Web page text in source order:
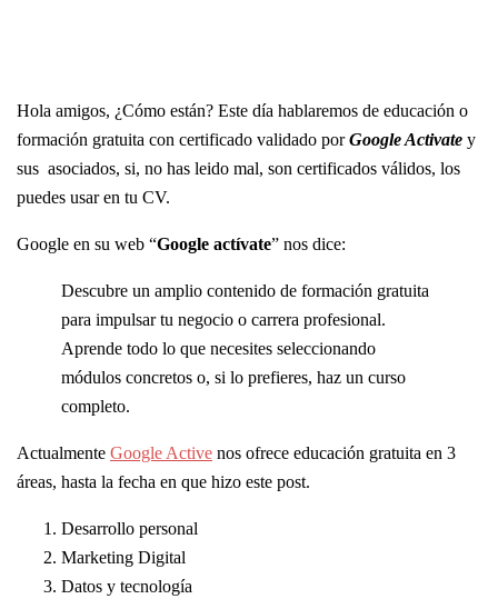
Hola amigos, ¿Cómo están? Este día hablaremos de educación o
formación gratuita con certificado validado porGoogle Activate y
sus asociados, si, no has leido mal, son certificados válidos, los
puedes usar en tu CV.
Google en su web “Google actívate” nos dice:
Descubre un amplio contenido de formación gratuita
para impulsar tu negocio o carrera profesional.
Aprende todo lo que necesites seleccionando
módulos concretos o, si lo prefieres, haz un curso
completo.
Actualmente Google Active nos ofrece educación gratuita en 3
áreas, hasta la fecha en que hizo este post.
Desarrollo personal
Marketing Digital
Datos y tecnología